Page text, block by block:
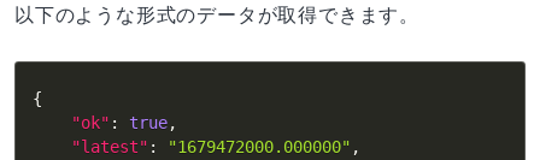
以下のような形式のデータが取得できます。
{
"ok" : true,
"latest" : "1679472000.000000" ,